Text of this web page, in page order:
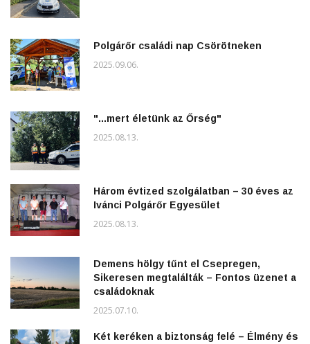
Polgárőr családi nap Csörötneken
2025.09.06.
"...mert életünk az Őrség"
2025.08.13.
Három évtized szolgálatban – 30 éves az
Ivánci Polgárőr Egyesület
2025.08.13.
Demens hölgy tűnt el Csepregen,
Sikeresen megtalálták – Fontos üzenet a
családoknak
2025.07.10.
Két keréken a biztonság felé – Élmény és